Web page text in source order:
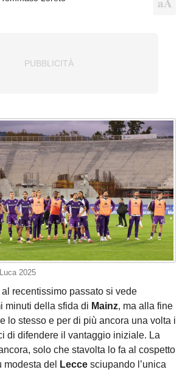
2025
recentissimo passato si vede
minuti della sfida di Mainz, ma alla fine
lo stesso e per di più ancora una volta i
di difendere il vantaggio iniziale. La
solo che stavolta lo fa al cospetto
del
Lecce sciupando l’unica